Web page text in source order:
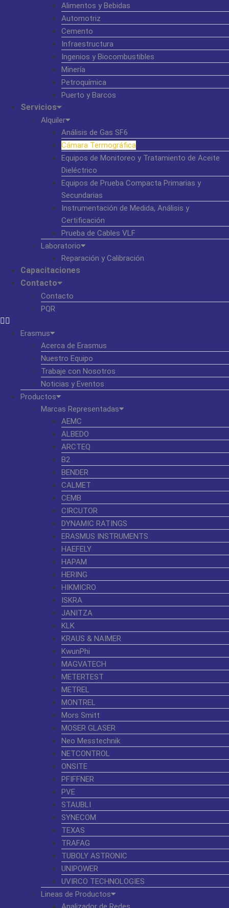
Alimentos y Bebidas
Automotriz
Cemento
Infraestructura
Ingenios y Biocombustibles
Minería
Petroquímica
Puerto y Barcos
Servicios
Alquiler
Análisis de Gas SF6
Cámara Termográfica
Equipos de Monitoreo y Tratamiento de Aceite
Dieléctrico
Equipos de Prueba Compacta Primarias y
Secundarias
Instrumentación de Medida, Análisis y
Certificación
Prueba de Cables VLF
Laboratorio
Reparación y Calibración
Capacitaciones
Contacto
Contacto
PQR
Erasmus
Acerca de Erasmus
Nuestro Equipo
Trabaje con Nosotros
Noticias y Eventos
Productos
Marcas Representadas
AEMC
ALBEDO
ARCTEQ
B2
BENDER
CALMET
CEMB
CIRCUTOR
DYNAMIC RATINGS
ERASMUS INSTRUMENTS
HAEFELY
HAPAM
HERING
HIKMICRO
ISKRA
JANITZA
KLK
KRAUS & NAIMER
KwunPhi
MAGVATECH
METERTEST
METREL
MONTREL
Mors Smitt
MOSER GLASER
Neo Messtechnik
NETCONTROL
ONSITE
PFIFFNER
PVE
STAUBLI
SYNECOM
TEXAS
TRAFAG
TUBOLY ASTRONIC
UNIPOWER
UVIRCO TECHNOLOGIES
Lineas de Productos